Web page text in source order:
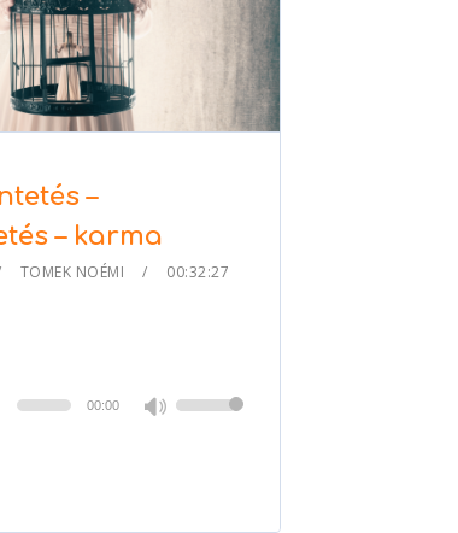
–
– karma
TOMEK NOÉMI 00:32:27
00:00
Use